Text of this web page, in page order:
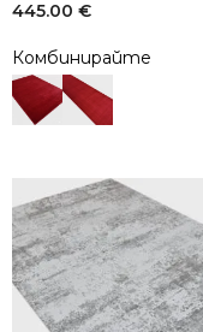
445.00 €
Комбинирайте